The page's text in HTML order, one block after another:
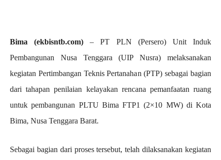
Bima (ekbisntb.com) – PT PLN (Persero) Unit Induk
Pembangunan Nusa Tenggara (UIP Nusra) melaksanakan
kegiatan Pertimbangan Teknis Pertanahan (PTP) sebagai bagian
dari tahapan penilaian kelayakan rencana pemanfaatan ruang
untuk pembangunan PLTU Bima FTP1 (2×10 MW) di Kota
Bima, Nusa Tenggara Barat.
Sebagai bagian dari proses tersebut, telah dilaksanakan kegiatan